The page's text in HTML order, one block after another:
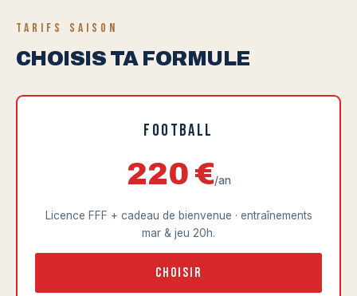
TARIFS SAISON
CHOISIS TA FORMULE
Football
220 €/an
Licence FFF + cadeau de bienvenue · entraînements
mar & jeu 20h.
Choisir